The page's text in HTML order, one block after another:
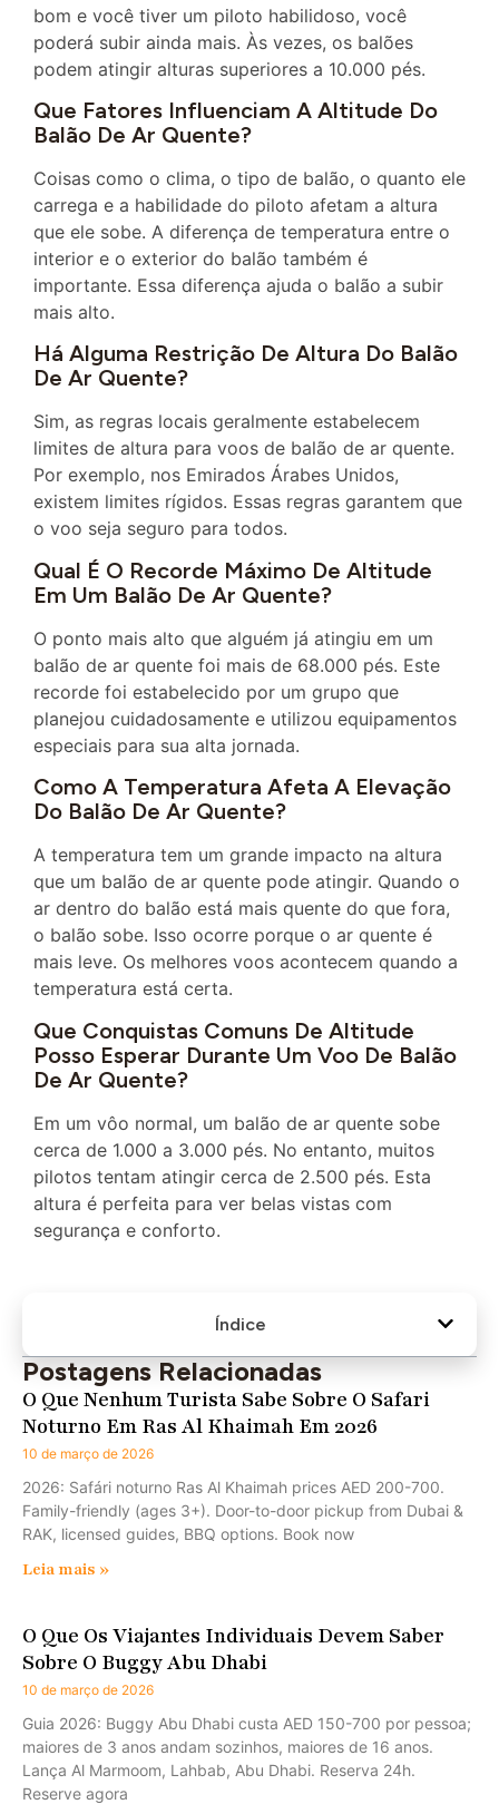
bom e você tiver um piloto habilidoso, você
poderá subir ainda mais. Às vezes, os balões
podem atingir alturas superiores a 10.000 pés.
Que Fatores Influenciam A Altitude Do
Balão De Ar Quente?
Coisas como o clima, o tipo de balão, o quanto ele
carrega e a habilidade do piloto afetam a altura
que ele sobe. A diferença de temperatura entre o
interior e o exterior do balão também é
importante. Essa diferença ajuda o balão a subir
mais alto.
Há Alguma Restrição De Altura Do Balão
De Ar Quente?
Sim, as regras locais geralmente estabelecem
limites de altura para voos de balão de ar quente.
Por exemplo, nos Emirados Árabes Unidos,
existem limites rígidos. Essas regras garantem que
o voo seja seguro para todos.
Qual É O Recorde Máximo De Altitude
Em Um Balão De Ar Quente?
O ponto mais alto que alguém já atingiu em um
balão de ar quente foi mais de 68.000 pés. Este
recorde foi estabelecido por um grupo que
planejou cuidadosamente e utilizou equipamentos
especiais para sua alta jornada.
Como A Temperatura Afeta A Elevação
Do Balão De Ar Quente?
A temperatura tem um grande impacto na altura
que um balão de ar quente pode atingir. Quando o
ar dentro do balão está mais quente do que fora,
o balão sobe. Isso ocorre porque o ar quente é
mais leve. Os melhores voos acontecem quando a
temperatura está certa.
Que Conquistas Comuns De Altitude
Posso Esperar Durante Um Voo De Balão
De Ar Quente?
Em um vôo normal, um balão de ar quente sobe
cerca de 1.000 a 3.000 pés. No entanto, muitos
pilotos tentam atingir cerca de 2.500 pés. Esta
altura é perfeita para ver belas vistas com
segurança e conforto.
Índice
Postagens Relacionadas
O Que Nenhum Turista Sabe Sobre O Safari
Noturno Em Ras Al Khaimah Em 2026
10 de março de 2026
2026: Safári noturno Ras Al Khaimah prices AED 200-700.
Family-friendly (ages 3+). Door-to-door pickup from Dubai &
RAK, licensed guides, BBQ options. Book now
Leia mais »
O Que Os Viajantes Individuais Devem Saber
Sobre O Buggy Abu Dhabi
10 de março de 2026
Guia 2026: Buggy Abu Dhabi custa AED 150-700 por pessoa;
maiores de 3 anos andam sozinhos, maiores de 16 anos.
Lança Al Marmoom, Lahbab, Abu Dhabi. Reserva 24h.
Reserve agora